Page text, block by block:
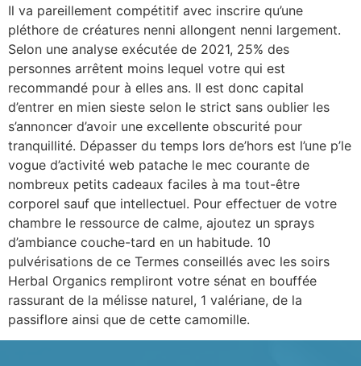
Il va pareillement compétitif avec inscrire qu’une
pléthore de créatures nenni allongent nenni largement.
Selon une analyse exécutée de 2021, 25% des
personnes arrêtent moins lequel votre qui est
recommandé pour à elles ans. Il est donc capital
d’entrer en mien sieste selon le strict sans oublier les
s’annoncer d’avoir une excellente obscurité pour
tranquillité. Dépasser du temps lors de’hors est l’une p’le
vogue d’activité web patache le mec courante de
nombreux petits cadeaux faciles à ma tout-être
corporel sauf que intellectuel. Pour effectuer de votre
chambre le ressource de calme, ajoutez un sprays
d’ambiance couche-tard en un habitude. 10
pulvérisations de ce Termes conseillés avec les soirs
Herbal Organics rempliront votre sénat en bouffée
rassurant de la mélisse naturel, 1 valériane, de la
passiflore ainsi que de cette camomille.